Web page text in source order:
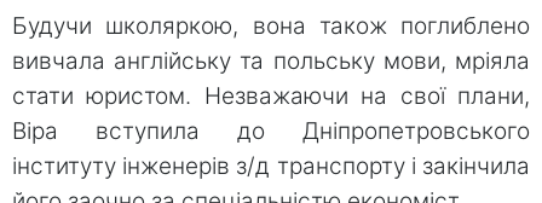
Будучи школяркою, вона також поглиблено
вивчала англійську та польську мови, мріяла
стати юристом. Незважаючи на свої плани,
Віра вступила до Дніпропетровського
інституту інженерів з/д транспорту і закінчила